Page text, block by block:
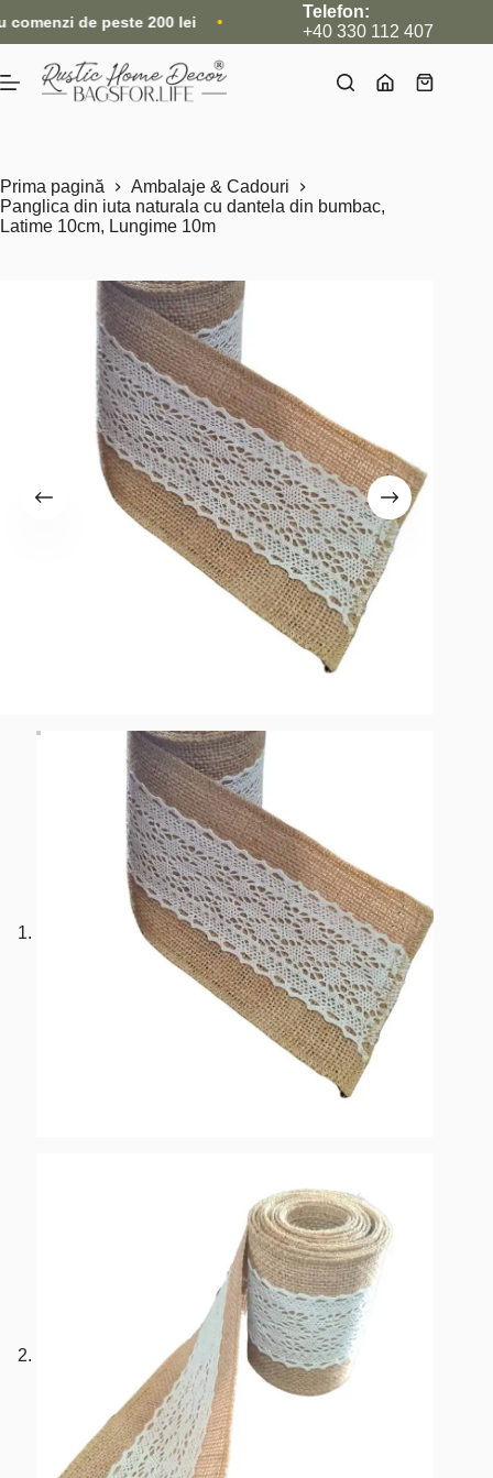
la
conținut
de peste 200 lei • Nou: Acum livrăm și internațional,
Telefon:
+40 330 112 407
Coș
Prima pagină
Ambalaje & Cadouri
Panglica din iuta naturala cu dantela din bumbac,
Latime 10cm, Lungime 10m